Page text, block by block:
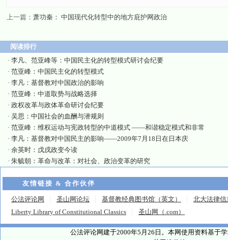
上一篇： 萧功秦： 中国现代化转型中的地方庇护网政治
阅读排行
· 李凡、范亚峰等：中国民主化的转型模式研讨会纪要
· 范亚峰：中国民主化的转型模式
· 李凡：基督教对中国政治的影响
· 范亚峰：中道取势与战略选择
· 政权改革与政体革命研讨会纪要
· 吴思：中国社会的血酬与潜规则
· 范亚峰：维权运动与宪政转型的中道模式 ——和谐稳定模式和非常
· 李凡：基督教对中国民主的影响——2009年7月18日在日本庆
· 余英时：戊戌政变今读
· 朱毓朝：革命与改革：对社会、政治变革的研究
友情链接 & 合作伙伴
公法评论网 圣山网论坛 基督教经典图书馆（英文）
北大法律信
Liberty Library of Constitutional Classics
圣山网（.com）
公法评论网建于2000年5月26日。本网使用资料基于